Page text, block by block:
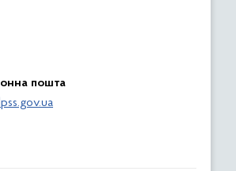
пошта